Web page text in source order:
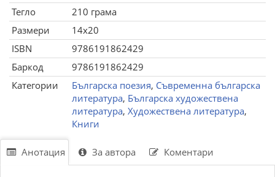
Тегло
210 грама
Размери
14x20
ISBN
9786191862429
Баркод
9786191862429
Категории
Българска поезия, Съвременна българска
литература, Българска художествена
литература, Художествена литература,
Книги
Анотация За автора Коментари